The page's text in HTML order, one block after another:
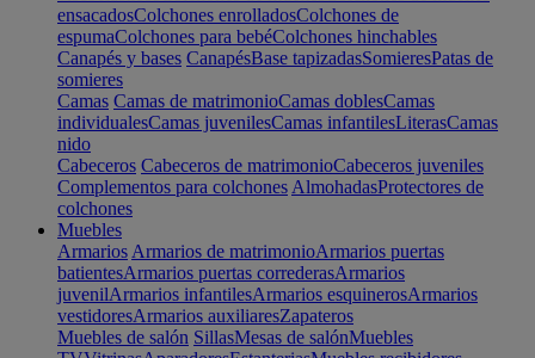
ensacadosColchones enrolladosColchones de
espumaColchones para bebéColchones hinchables
Canapés y bases CanapésBase tapizadasSomieresPatas de
somieres
Camas Camas de matrimonioCamas doblesCamas
individualesCamas juvenilesCamas infantilesLiterasCamas
nido
Cabeceros Cabeceros de matrimonioCabeceros juveniles
Complementos para colchones AlmohadasProtectores de
colchones
Muebles
Armarios Armarios de matrimonioArmarios puertas
batientesArmarios puertas correderasArmarios
juvenilArmarios infantilesArmarios esquinerosArmarios
vestidoresArmarios auxiliaresZapateros
Muebles de salón SillasMesas de salónMuebles